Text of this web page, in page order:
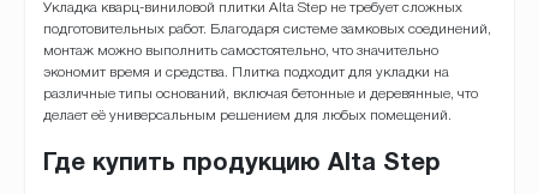
Укладка кварц-виниловой плитки Alta Step не требует сложных
подготовительных работ. Благодаря системе замковых соединений,
монтаж можно выполнить самостоятельно, что значительно
экономит время и средства. Плитка подходит для укладки на
различные типы оснований, включая бетонные и деревянные, что
делает её универсальным решением для любых помещений.
Где купить продукцию Alta Step